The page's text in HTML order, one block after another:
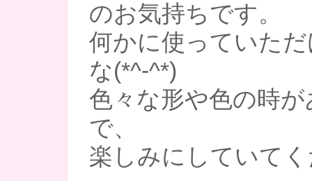
のお気持ちです。
何かに使っていた
な(*^-^*)
色々な形や色の時
で、
楽しみにしていて